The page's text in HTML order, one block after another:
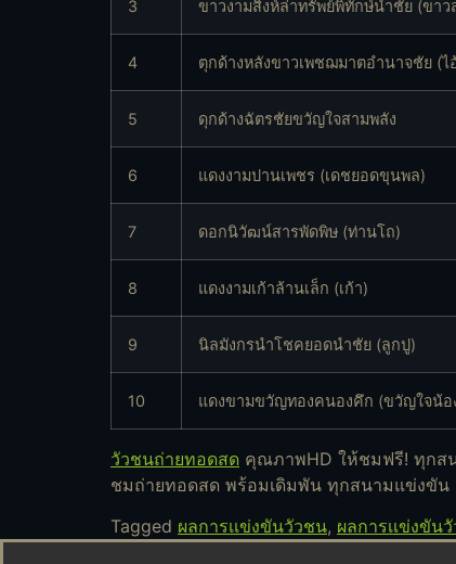
3 ขาวงามสิงห์ล่าทรัพย์พิทักษ์นำชัย (ขาว
4 ตุกด้างหลังขาวเพชฌมาตอำนาจชัย (ไ
5 ดุกด้างฉัตรชัยขวัญใจสามพลัง
6 แดงงามปานเพชร (เดชยอดขุนพล)
7 ดอกนิวัฒน์สารพัดพิษ (ท่านโถ)
8 แดงงามเก้าล้านเล็ก (เก้า)
9 นิลมังกรนำโชคยอดนำชัย (ลูกปู)
10 แดงขามขวัญทองคนองคึก (ขวัญใจน้อ
วัวชนถ่ายทอดสด คุณภาพHD ให้ชมฟรี! ทุกส
ชมถ่ายทอดสด พร้อมเดิมพัน ทุกสนามแข่งขัน
Tagged ผลการเเข่งขันวัวชน, ผลการเเข่งขั